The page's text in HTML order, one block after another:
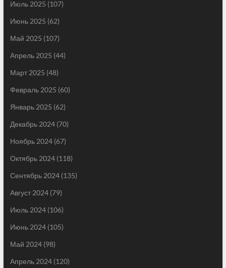
Июль 2025 (107)
Июнь 2025 (62)
Май 2025 (107)
Апрель 2025 (44)
Март 2025 (48)
Февраль 2025 (60)
Январь 2025 (62)
Декабрь 2024(70)
Ноябрь 2024(67)
Октябрь 2024(118)
Сентябрь 2024(135)
Август 2024(79)
Июль 2024(106)
Июнь 2024(105)
Май 2024(98)
Апрель 2024(120)